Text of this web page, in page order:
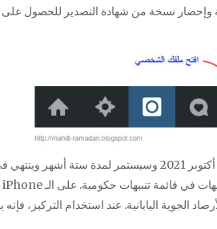
وإحضار نسخة من شهادة التصدير للحصول
الجوية اليابانية. عند استخدام التركيز،